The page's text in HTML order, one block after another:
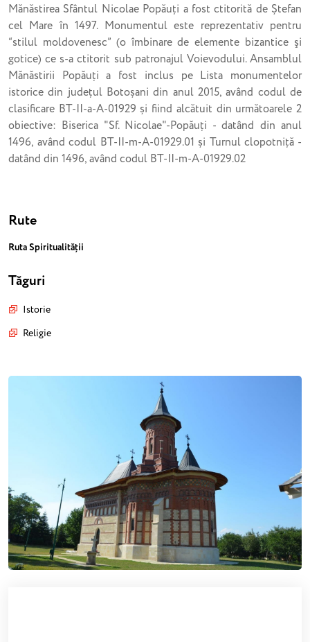
Mănăstirea Sfântul Nicolae Popăuți a fost ctitorită de Ștefan
cel Mare în 1497. Monumentul este reprezentativ pentru
“stilul moldovenesc” (o îmbinare de elemente bizantice şi
gotice) ce s-a ctitorit sub patronajul Voievodului. Ansamblul
Mănăstirii Popăuți a fost inclus pe Lista monumentelor
istorice din județul Botoșani din anul 2015, având codul de
clasificare BT-II-a-A-01929 și fiind alcătuit din următoarele 2
obiective: Biserica "Sf. Nicolae"-Popăuți - datând din anul
1496, având codul BT-II-m-A-01929.01 și Turnul clopotniță -
datând din 1496, având codul BT-II-m-A-01929.02
Rute
Ruta Spiritualității
Tăguri
Istorie
Religie